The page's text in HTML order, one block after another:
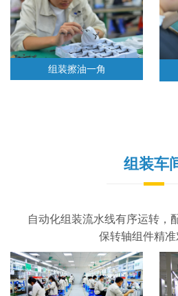
组装擦油一角
组装车
自动化组装流水线有序运转，
保转轴组件精准